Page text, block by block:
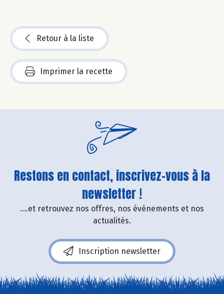
Retour à la liste
Imprimer la recette
Restons en contact, inscrivez-vous à la
newsletter !
....et retrouvez nos offres, nos événements et nos
actualités.
Inscription newsletter